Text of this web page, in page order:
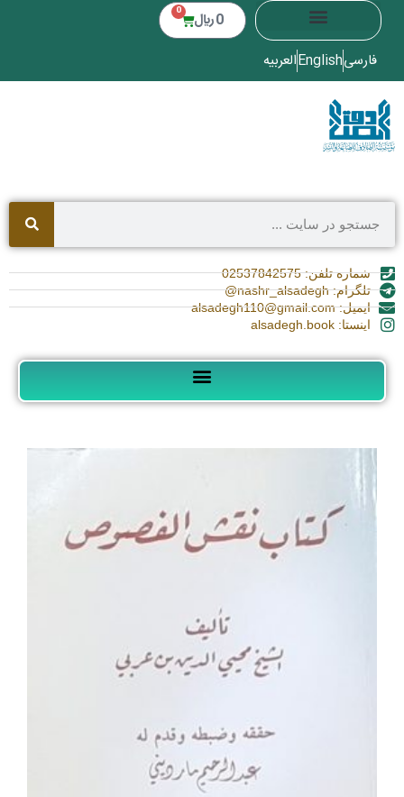
0 ﷼ 0
فارسیEnglishالعربیه
شماره تلفن: 02537842575
تلگرام: nashr_alsadegh@
ایمیل: alsadegh110@gmail.com
اینستا: alsadegh.book